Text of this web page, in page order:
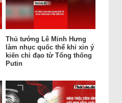
Thủ tướng Lê Minh Hưng
làm nhục quốc thể khi xin ý
kiến chỉ đạo từ Tổng thống
Putin